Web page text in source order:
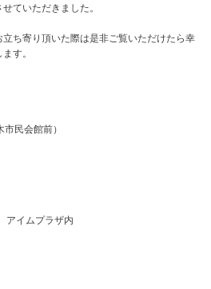
ていただきました。
ち寄り頂いた際は是非ご覧いただけたら幸
す。
民会館前）
アイムプラザ内